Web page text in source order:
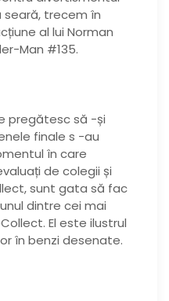
trecem în
al lui Norman
Man #135.
pregătesc să -și
finale s -au
în care
de colegii și
sunt gata să fac
dintre cei mai
El este ilustrul
în benzi desenate.